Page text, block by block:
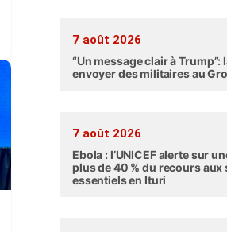
7 août 2026
“Un message clair à Trump”:
envoyer des militaires au
7 août 2026
Ebola : l’UNICEF alerte sur
plus de 40 % du recours aux
essentiels en Ituri